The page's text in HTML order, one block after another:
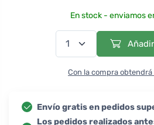
En stock - enviamos
Con la compra obtendrá
Envío gratis en pedidos
Los pedidos realizados